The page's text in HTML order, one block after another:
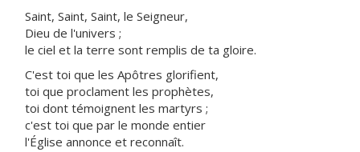
Saint, Saint, Saint, le Seigneur,
Dieu de l'univers ;
le ciel et la terre sont remplis de ta gloire.
C'est toi que les Apôtres glorifient,
toi que proclament les prophètes,
toi dont témoignent les martyrs ;
c'est toi que par le monde entier
l'Église annonce et reconnaît.